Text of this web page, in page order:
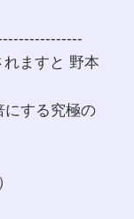
ますと 野本
にする究極の